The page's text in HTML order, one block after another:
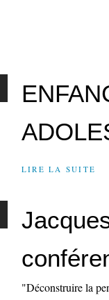
LIRE LA SUITE
"Déconstruire la